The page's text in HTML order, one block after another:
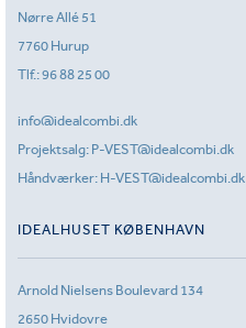
Nørre Allé 51
7760 Hurup
Tlf.:96 88 25 00
info@idealcombi.dk
Projektsalg: P-VEST@idealcombi.dk
Håndværker: H-VEST@idealcombi.dk
IDEALHUSET KØBENHAVN
Arnold Nielsens Boulevard 134
2650 Hvidovre